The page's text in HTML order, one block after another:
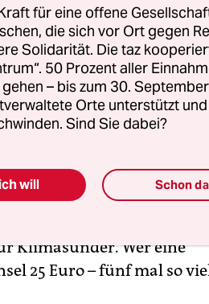
Revolution,
Anders als im
Parlament bereits
alle Parteigrenzen hinweg
ein unabhängiges
zur klimaneutralen
schließen sich
Klimasünder. Wer eine
25 Euro – fünf mal so
für eine offene
die sich vor Ort gegen
Solidarität. Die taz
50 Prozent aller
– bis zum 30.
Orte unterstützt
Sind Sie dabei?
will Schon